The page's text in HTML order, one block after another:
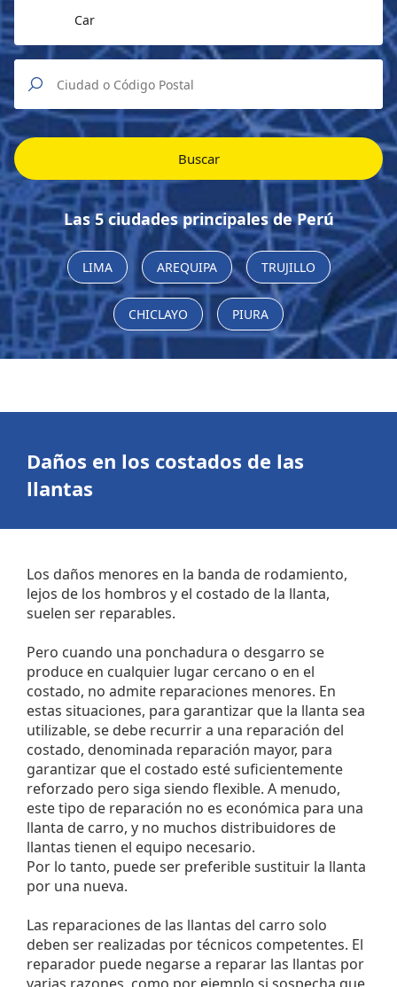
Car
Buscar
Las 5 ciudades principales de Perú
LIMA AREQUIPA TRUJILLO
CHICLAYO PIURA
Daños en los costados de las
llantas
Los daños menores en la banda de rodamiento,
lejos de los hombros y el costado de la llanta,
suelen ser reparables.
Pero cuando una ponchadura o desgarro se
produce en cualquier lugar cercano o en el
costado, no admite reparaciones menores. En
estas situaciones, para garantizar que la llanta sea
utilizable, se debe recurrir a una reparación del
costado, denominada reparación mayor, para
garantizar que el costado esté suficientemente
reforzado pero siga siendo flexible. A menudo,
este tipo de reparación no es económica para una
llanta de carro, y no muchos distribuidores de
llantas tienen el equipo necesario.
Por lo tanto, puede ser preferible sustituir la llanta
por una nueva.
Las reparaciones de las llantas del carro solo
deben ser realizadas por técnicos competentes. El
reparador puede negarse a reparar las llantas por